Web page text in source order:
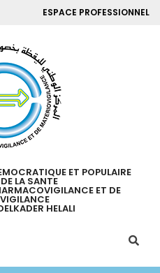
ESPACE PROFESSIONNEL
ET POPULAIRE
LA SANTE
ET DE
HELALI